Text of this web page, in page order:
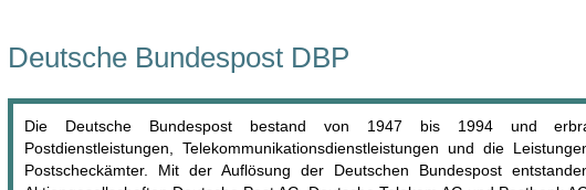
Deutsche Bundespost DBP
Die Deutsche Bundespost bestand von 1947 bis 1994 und
Postdienstleistungen, Telekommunikationsdienstleistungen und die
Postscheckämter. Mit der Auflösung der Deutschen Bundespost